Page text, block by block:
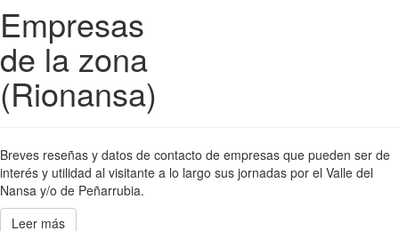
Empresas
de la zona
(Rionansa)
Breves reseñas y datos de contacto de empresas que pueden ser de
interés y utilidad al visitante a lo largo sus jornadas por el Valle del
Nansa y/o de Peñarrubia.
Leer más